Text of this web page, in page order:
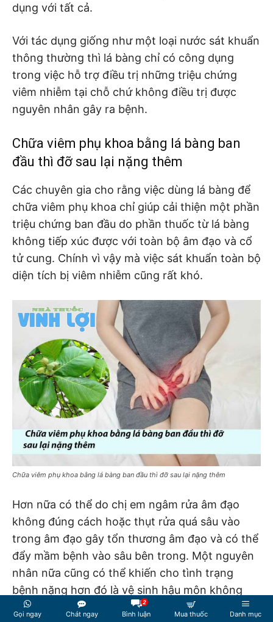
dụng với tất cả.
Với tác dụng giống như một loại nước sát khuẩn
thông thường thì lá bàng chỉ có công dụng
trong việc hỗ trợ điều trị những triệu chứng
viêm nhiễm tại chỗ chứ không điều trị được
nguyên nhân gây ra bệnh.
Chữa viêm phụ khoa bằng lá bàng ban
đầu thì đỡ sau lại nặng thêm
Các chuyên gia cho rằng việc dùng lá bàng để
chữa viêm phụ khoa chỉ giúp cải thiện một phần
triệu chứng ban đầu do phần thuốc từ lá bàng
không tiếp xúc được với toàn bộ âm đạo và cổ
tử cung. Chính vì vậy mà việc sát khuẩn toàn bộ
diện tích bị viêm nhiễm cũng rất khó.
Chữa viêm phụ khoa bằng lá bàng ban đầu thì đỡ sau lại nặng thêm
Hơn nữa có thể do chị em ngâm rửa âm đạo
không đúng cách hoặc thụt rửa quá sâu vào
trong âm đạo gây tổn thương âm đạo và có thể
đẩy mầm bệnh vào sâu bên trong. Một nguyên
nhân nữa cũng có thể khiến cho tình trạng
bệnh nặng hơn đó là vệ sinh hậu môn không
sạch sẽ nên vi khuẩn có hại có thể đi ngược từ
Gọi ngay Chát ngay
2
Bình luận Mua thuốc Danh mục